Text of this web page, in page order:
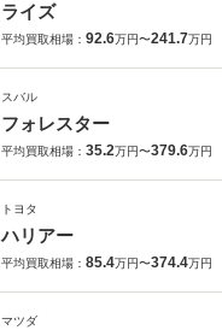
ライズ
平均買取相場： 92.6万円〜241.7万円
スバル
フォレスター
平均買取相場： 35.2万円〜379.6万円
トヨタ
ハリアー
平均買取相場： 85.4万円〜374.4万円
マツダ